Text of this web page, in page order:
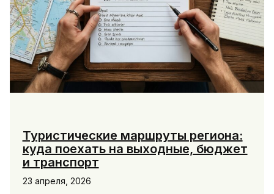
Туристические маршруты региона:
куда поехать на выходные, бюджет
и транспорт
23 апреля, 2026